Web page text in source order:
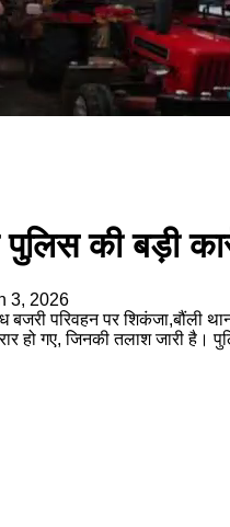
पुलिस की बड़ी
3, 2026
बजरी परिवहन पर
हो गए, जिनकी तलाश जारी है।